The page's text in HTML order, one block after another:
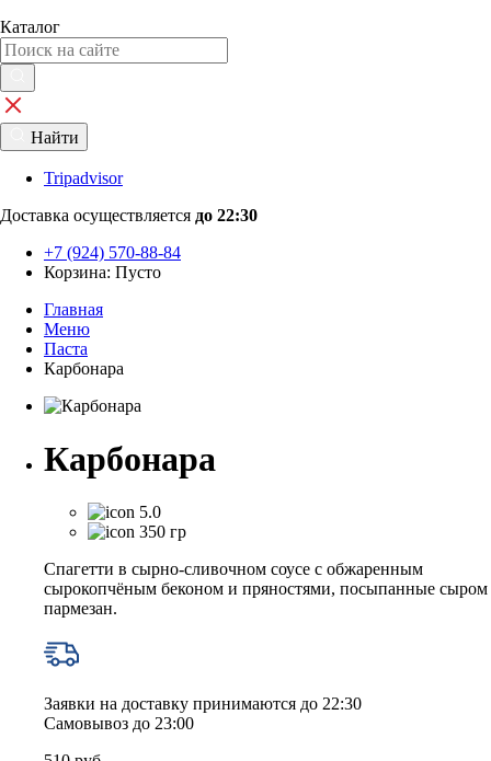
Каталог
Найти
Tripadvisor
Доставка осуществляется до 22:30
+7 (924) 570-88-84
Корзина: Пусто
Главная
Меню
Паста
Карбонара
Карбонара
5.0
350 гр
Спагетти в сырно-сливочном соусе с обжаренным
сырокопчёным беконом и пряностями, посыпанные сыром
пармезан.
Заявки на доставку принимаются до 22:30
Самовывоз до 23:00